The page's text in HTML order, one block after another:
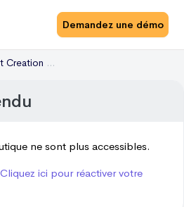
Demandez une démo
By Aziza
ne sont plus accessibles.
Cliquez ici pour réactiver votre